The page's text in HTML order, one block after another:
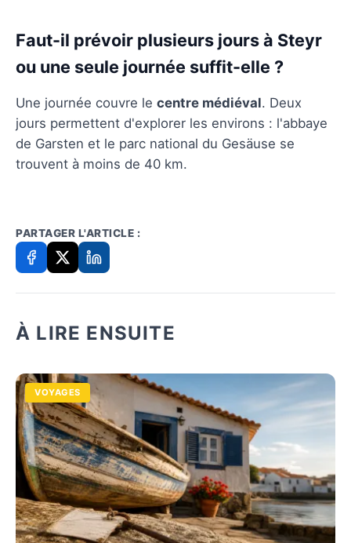
Faut-il prévoir plusieurs jours à Steyr
ou une seule journée suffit-elle ?
Une journée couvre le centre médiéval. Deux
jours permettent d'explorer les environs : l'abbaye
de Garsten et le parc national du Gesäuse se
trouvent à moins de 40 km.
PARTAGER L'ARTICLE :
À LIRE ENSUITE
VOYAGES